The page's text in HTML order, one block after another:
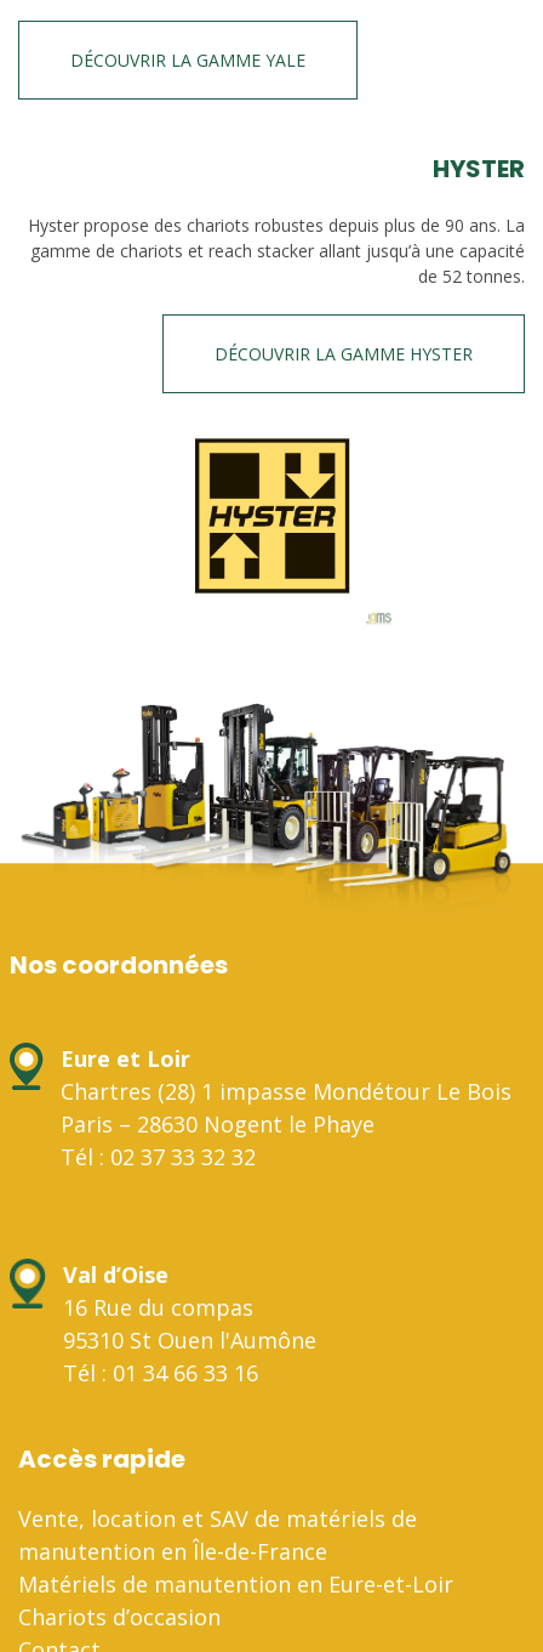
DÉCOUVRIR LA GAMME YALE
HYSTER
Hyster propose des chariots robustes depuis plus de 90 ans. La
gamme de chariots et reach stacker allant jusqu’à une capacité
de 52 tonnes.
DÉCOUVRIR LA GAMME HYSTER
Nos coordonnées
Eure et Loir
Chartres (28) 1 impasse Mondétour Le Bois
Paris – 28630 Nogent le Phaye
Tél : 02 37 33 32 32
Val d’Oise
16 Rue du compas
95310 St Ouen l'Aumône
Tél : 01 34 66 33 16
Accès rapide
Vente, location et SAV de matériels de
manutention en Île-de-France
Matériels de manutention en Eure-et-Loir
Chariots d’occasion